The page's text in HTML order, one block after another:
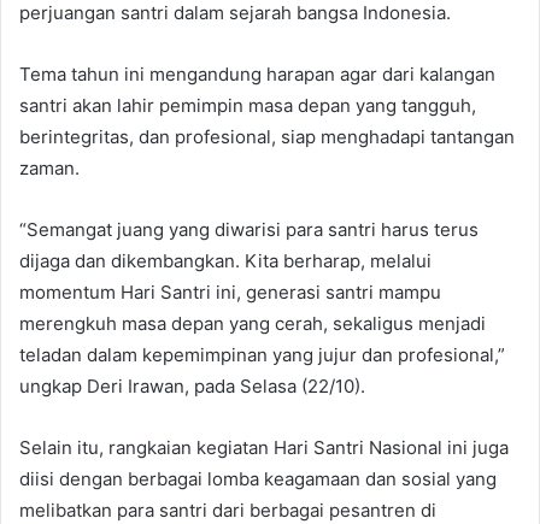
perjuangan santri dalam sejarah bangsa Indonesia.
Tema tahun ini mengandung harapan agar dari kalangan
santri akan lahir pemimpin masa depan yang tangguh,
berintegritas, dan profesional, siap menghadapi tantangan
zaman.
“Semangat juang yang diwarisi para santri harus terus
dijaga dan dikembangkan. Kita berharap, melalui
momentum Hari Santri ini, generasi santri mampu
merengkuh masa depan yang cerah, sekaligus menjadi
teladan dalam kepemimpinan yang jujur dan profesional,”
ungkap Deri Irawan, pada Selasa (22/10).
Selain itu, rangkaian kegiatan Hari Santri Nasional ini juga
diisi dengan berbagai lomba keagamaan dan sosial yang
melibatkan para santri dari berbagai pesantren di